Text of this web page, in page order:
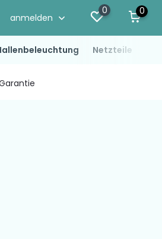
anmelden
0 0
Netzteile